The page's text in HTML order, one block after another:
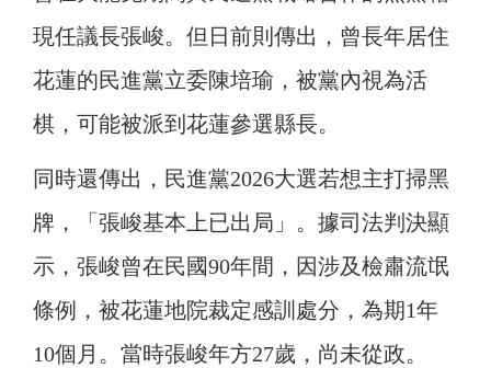
現任議長張峻。但日前則傳出，曾長年居住
花蓮的民進黨立委陳培瑜，被黨內視為活
棋，可能被派到花蓮參選縣長。
同時還傳出，民進黨2026大選若想主打掃黑
牌，「張峻基本上已出局」。據司法判決顯
示，張峻曾在民國90年間，因涉及檢肅流氓
條例，被花蓮地院裁定感訓處分，為期1年
10個月。當時張峻年方27歲，尚未從政。